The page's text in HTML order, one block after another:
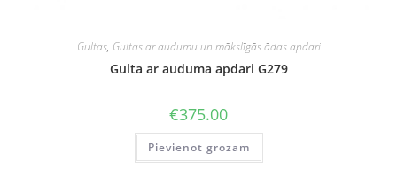
Gultas, Gultas ar audumu un mākslīgās ādas apdari
Gulta ar auduma apdari G279
€375.00
Pievienot grozam